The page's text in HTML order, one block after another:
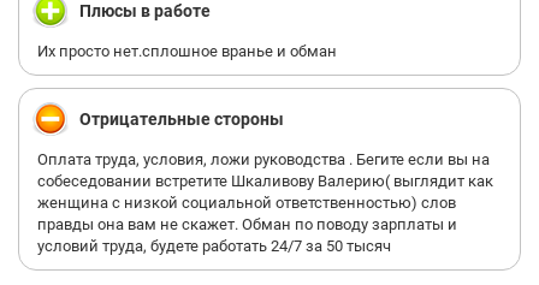
Плюсы в работе
Их просто нет.сплошное вранье и обман
Отрицательные стороны
Оплата труда, условия, ложи руководства . Бегите если вы на
собеседовании встретите Шкаливову Валерию( выглядит как
женщина с низкой социальной ответственностью) слов
правды она вам не скажет. Обман по поводу зарплаты и
условий труда, будете работать 24/7 за 50 тысяч